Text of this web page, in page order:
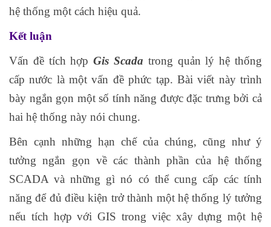
hệ thống một cách hiệu quả.
Kết luận
Vấn đề tích hợp Gis Scada trong quản lý hệ thống
cấp nước là một vấn đề phức tạp. Bài viết này trình
bày ngắn gọn một số tính năng được đặc trưng bởi cả
hai hệ thống này nói chung.
Bên cạnh những hạn chế của chúng, cũng như ý
tưởng ngắn gọn về các thành phần của hệ thống
SCADA và những gì nó có thể cung cấp các tính
năng để đủ điều kiện trở thành một hệ thống lý tưởng
nếu tích hợp với GIS trong việc xây dựng một hệ